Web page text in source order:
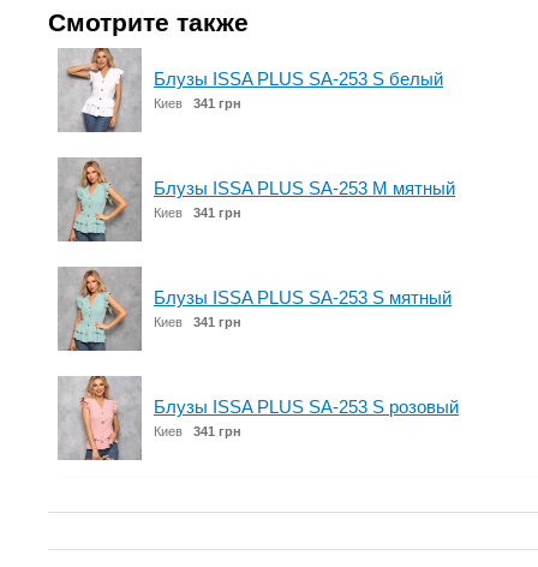
Смотрите также
Блузы ISSA PLUS SA-253 S белый
Киев 341 грн
Блузы ISSA PLUS SA-253 M мятный
Киев 341 грн
Блузы ISSA PLUS SA-253 S мятный
Киев 341 грн
Блузы ISSA PLUS SA-253 S розовый
Киев 341 грн